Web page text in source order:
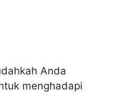
Anda
menghadapi